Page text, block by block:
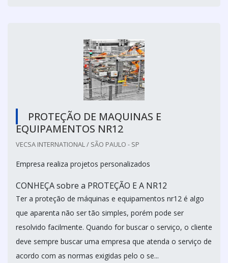
PROTEÇÃO DE MAQUINAS E
EQUIPAMENTOS NR12
VECSA INTERNATIONAL / SÃO PAULO - SP
Empresa realiza projetos personalizados
CONHEÇA sobre a PROTEÇÃO E A NR12
Ter a proteção de máquinas e equipamentos nr12 é algo
que aparenta não ser tão simples, porém pode ser
resolvido facilmente. Quando for buscar o serviço, o cliente
deve sempre buscar uma empresa que atenda o serviço de
acordo com as normas exigidas pelo o se...